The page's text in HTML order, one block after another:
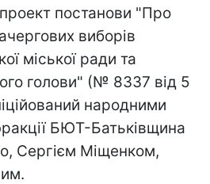
постанови "Про
виборів
міської ради та
голови" (№ 8337 від 5
народними
БЮТ-Батьківщина
Сергієм Міщенком,